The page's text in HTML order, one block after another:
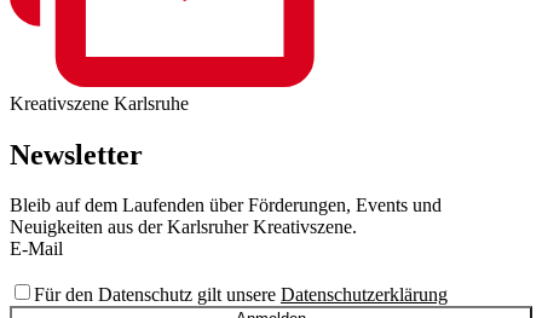
Kreativszene Karlsruhe
Newsletter
Bleib auf dem Laufenden über Förderungen, Events und
Neuigkeiten aus der Karlsruher Kreativszene.
E-Mail
Für den Datenschutz gilt unsere Datenschutzerklärung